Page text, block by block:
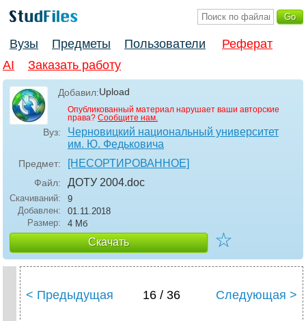
Вузы Предметы Пользователи
Реферат
AI
Заказать работу
Добавил:Upload
Опубликованный материал нарушает ваши авторские
права? Сообщите нам.
Вуз:
Черновицкий национальный университет
им. Ю. Федьковича
Предмет: [НЕСОРТИРОВАННОЕ]
Файл: ДОТУ 2004.doc
Скачиваний:
9
Добавлен:
01.11.2018
Размер:
4 Мб
Скачать ☆
< Предыдущая 16 / 36 Следующая >